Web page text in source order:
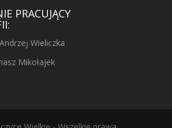
PRACUJĄCY
Wieliczka
Mikołajek